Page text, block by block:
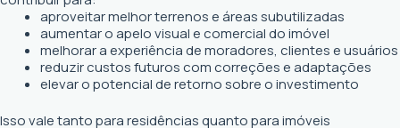
aproveitar melhor terrenos e áreas subutilizadas
aumentar o apelo visual e comercial do imóvel
melhorar a experiência de moradores, clientes e usuários
reduzir custos futuros com correções e adaptações
elevar o potencial de retorno sobre o investimento
Isso vale tanto para residências quanto para imóveis